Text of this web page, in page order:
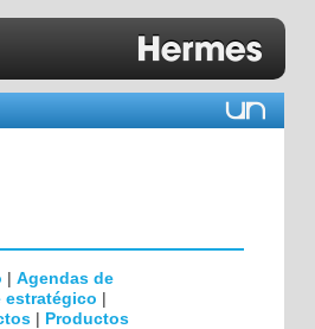
| Agendas de
estratégico |
| Productos